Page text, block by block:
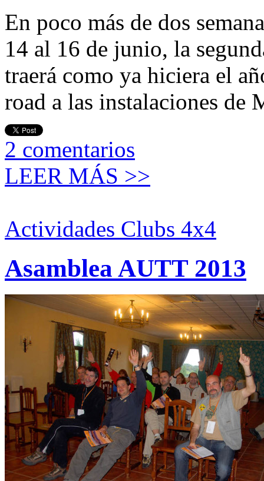
En poco más de dos
14 al 16 de junio, la
traerá como ya hiciera el
road a las instalaciones de
2 comentarios
LEER MÁS >>
Actividades Clubs 4x4
Asamblea AUTT 2013